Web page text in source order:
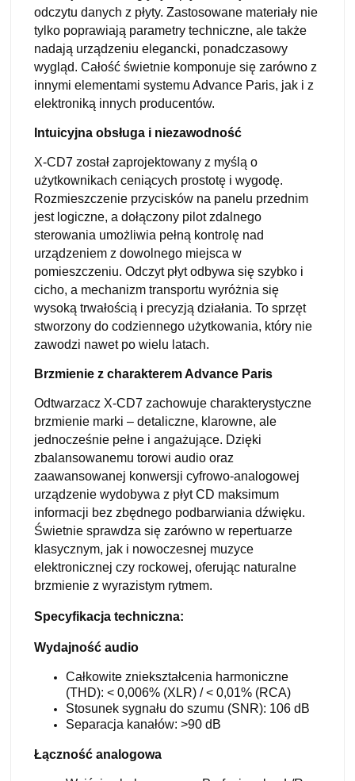
odczytu danych z płyty. Zastosowane materiały nie
tylko poprawiają parametry techniczne, ale także
nadają urządzeniu elegancki, ponadczasowy
wygląd. Całość świetnie komponuje się zarówno z
innymi elementami systemu Advance Paris, jak i z
elektroniką innych producentów.
Intuicyjna obsługa i niezawodność
X-CD7 został zaprojektowany z myślą o
użytkownikach ceniących prostotę i wygodę.
Rozmieszczenie przycisków na panelu przednim
jest logiczne, a dołączony pilot zdalnego
sterowania umożliwia pełną kontrolę nad
urządzeniem z dowolnego miejsca w
pomieszczeniu. Odczyt płyt odbywa się szybko i
cicho, a mechanizm transportu wyróżnia się
wysoką trwałością i precyzją działania. To sprzęt
stworzony do codziennego użytkowania, który nie
zawodzi nawet po wielu latach.
Brzmienie z charakterem Advance Paris
Odtwarzacz X-CD7 zachowuje charakterystyczne
brzmienie marki – detaliczne, klarowne, ale
jednocześnie pełne i angażujące. Dzięki
zbalansowanemu torowi audio oraz
zaawansowanej konwersji cyfrowo-analogowej
urządzenie wydobywa z płyt CD maksimum
informacji bez zbędnego podbarwiania dźwięku.
Świetnie sprawdza się zarówno w repertuarze
klasycznym, jak i nowoczesnej muzyce
elektronicznej czy rockowej, oferując naturalne
brzmienie z wyrazistym rytmem.
Specyfikacja techniczna:
Wydajność audio
Całkowite zniekształcenia harmoniczne
(THD): < 0,006% (XLR) / < 0,01% (RCA)
Stosunek sygnału do szumu (SNR): 106 dB
Separacja kanałów: >90 dB
Łączność analogowa